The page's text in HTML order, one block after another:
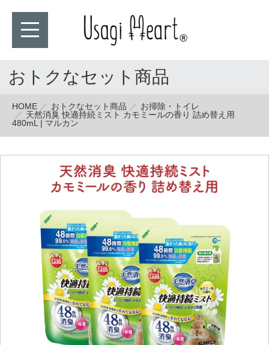
おトクなセット商品
HOME おトクなセット商品
お掃除・トイレ
天然消臭 快適持続ミスト カモミールの香り 詰め替え用
480mL | マルカン